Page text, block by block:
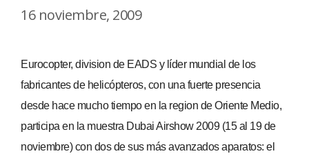
16 noviembre, 2009
Eurocopter, division de EADS y líder mundial de los
fabricantes de helicópteros, con una fuerte presencia
desde hace mucho tiempo en la region de Oriente Medio,
participa en la muestra Dubai Airshow 2009 (15 al 19 de
noviembre) con dos de sus más avanzados aparatos: el